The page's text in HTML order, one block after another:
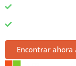
Encontrar